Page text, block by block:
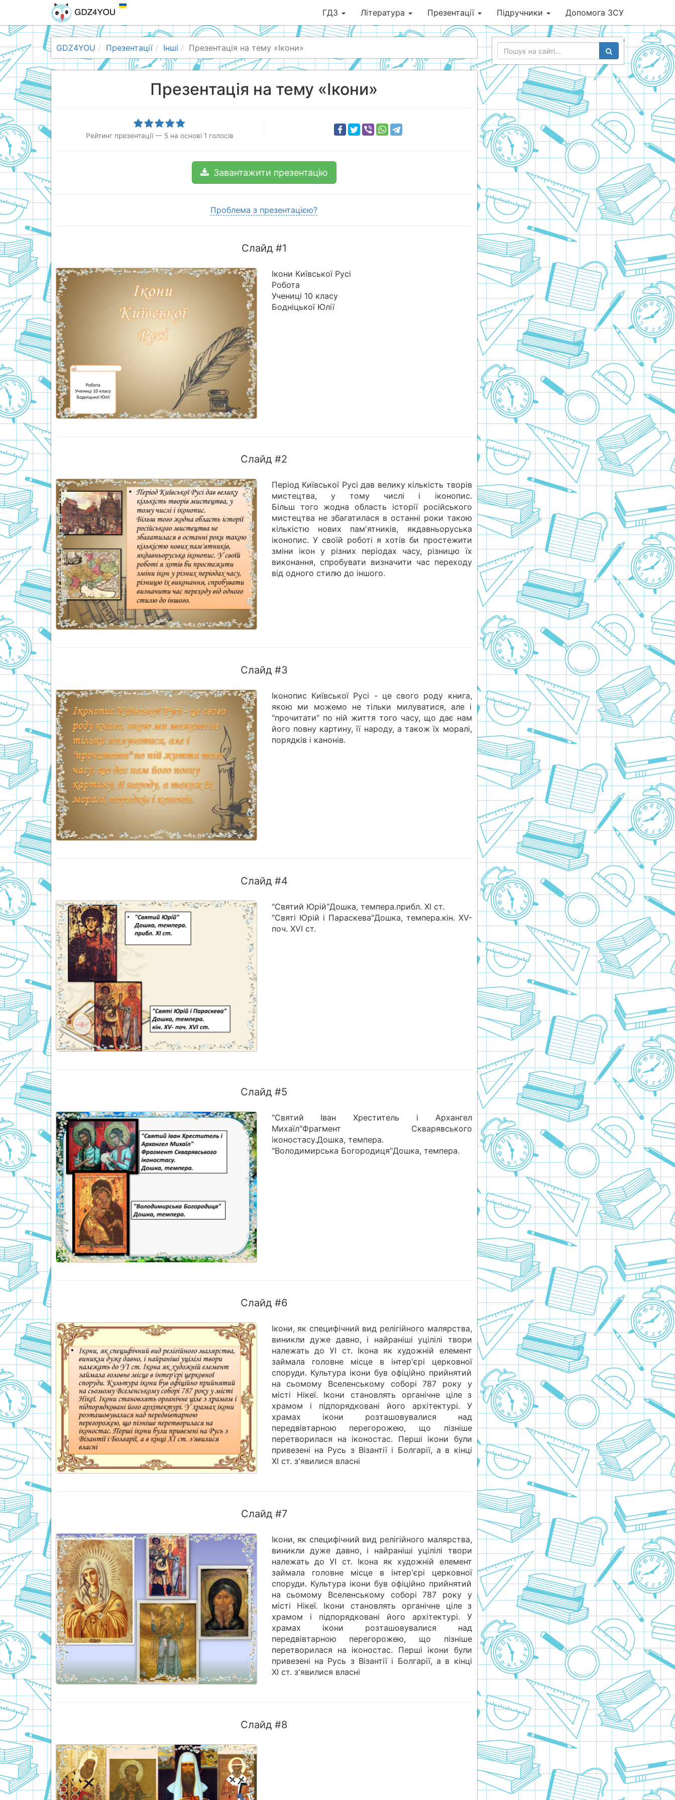
ГДЗ Література Презентації Підручники Допомога ЗСУ
GDZ4YOU Презентації Інші Презентація на тему «Ікони»
Презентація на тему «Ікони»
Рейтинг презентації — 5 на основі 1 голосів
Завантажити презентацію
Проблема з презентацією?
Слайд #1
Ікони Київської Русі
Робота
Учениці 10 класу
Бодніцької Юлії
Слайд #2
Період Київської Русі дав велику кількість творів
мистецтва, у тому числі і іконопис.
Більш того жодна область історії російського
мистецтва не збагатилася в останні роки такою
кількістю нових пам'ятників, якдавньоруська
іконопис. У своїй роботі я хотів би простежити
зміни ікон у різних періодах часу, різницю їх
виконання, спробувати визначити час переходу
від одного стилю до іншого.
Слайд #3
Іконопис Київської Русі - це свого роду книга,
якою ми можемо не тільки милуватися, але і
"прочитати" по ній життя того часу, що дає нам
його повну картину, її народу, а також їх моралі,
порядків і канонів.
Слайд #4
"Святий Юрій"Дошка, темпера.прибл. XI ст.
"Святі Юрій і Параскева"Дошка, темпера.кін. XV-
поч. XVI ст.
Слайд #5
"Святий Іван Хреститель і Архангел
Михаїл"Фрагмент Скварявського
іконостасу.Дошка, темпера.
"Володимирська Богородиця"Дошка, темпера.
Слайд #6
Ікони, як специфічний вид релігійного малярства,
виникли дуже давно, і найраніші уцілілі твори
належать до УІ ст. Ікона як художній елемент
займала головне місце в інтер'єрі церковної
споруди. Культура ікони був офіційно прийнятий
на сьомому Вселенському соборі 787 року у
місті Нікеї. Ікони становлять органічне ціле з
храмом і підпорядковані його архітектурі. У
храмах ікони розташовувалися над
передвівтарною перегорожею, що пізніше
перетворилася на іконостас. Перші ікони були
привезені на Русь з Візантії і Болгарії, а в кінці
XI ст. з'явилися власні
Слайд #7
Ікони, як специфічний вид релігійного малярства,
виникли дуже давно, і найраніші уцілілі твори
належать до УІ ст. Ікона як художній елемент
займала головне місце в інтер'єрі церковної
споруди. Культура ікони був офіційно прийнятий
на сьомому Вселенському соборі 787 року у
місті Нікеї. Ікони становлять органічне ціле з
храмом і підпорядковані його архітектурі. У
храмах ікони розташовувалися над
передвівтарною перегорожею, що пізніше
перетворилася на іконостас. Перші ікони були
привезені на Русь з Візантії і Болгарії, а в кінці
XI ст. з'явилися власні
Слайд #8